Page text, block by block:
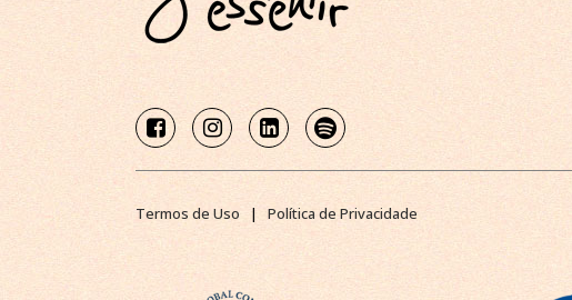
Termos de Uso | Política de Privacidade